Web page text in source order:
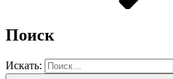
Поиск
Искать: